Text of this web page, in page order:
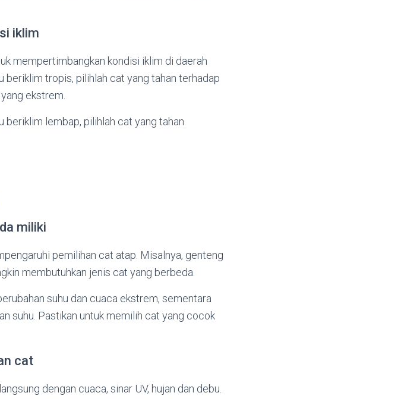
iklim
mempertimbangkan kondisi iklim di daerah
beriklim tropis, pilihlah cat yang tahan terhadap
ekstrem.
beriklim lembap, pilihlah cat yang tahan
miliki
pemilihan cat atap. Misalnya, genteng
membutuhkan jenis cat yang berbeda.
suhu dan cuaca ekstrem, sementara
suhu. Pastikan untuk memilih cat yang cocok
cat
dengan cuaca, sinar UV, hujan dan debu.